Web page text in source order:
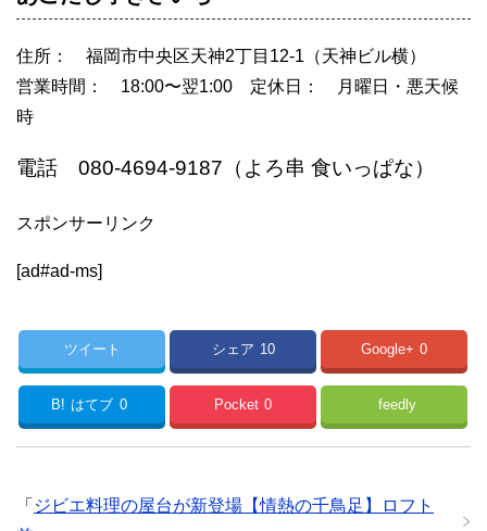
住所： 福岡市中央区天神2丁目12-1（天神ビル横）
営業時間： 18:00〜翌1:00 定休日： 月曜日・悪天候
時
電話 080-4694-9187（よろ串 食いっぱな）
スポンサーリンク
[ad#ad-ms]
ツイート シェア 10 Google+ 0
B! はてブ 0 Pocket 0 feedly
「 ジビエ料理の屋台が新登場【情熱の千鳥足】ロフト